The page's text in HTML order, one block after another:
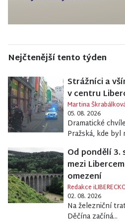
Nejčtenější tento týden
Strážníci a
v centru
Martina
05. 08. 2026
Dramatické
Pražská, kde byl
Od pondělí 3.
mezi
omezení
Redakce
02. 08. 2026
Na železniční
Děčína začíná...